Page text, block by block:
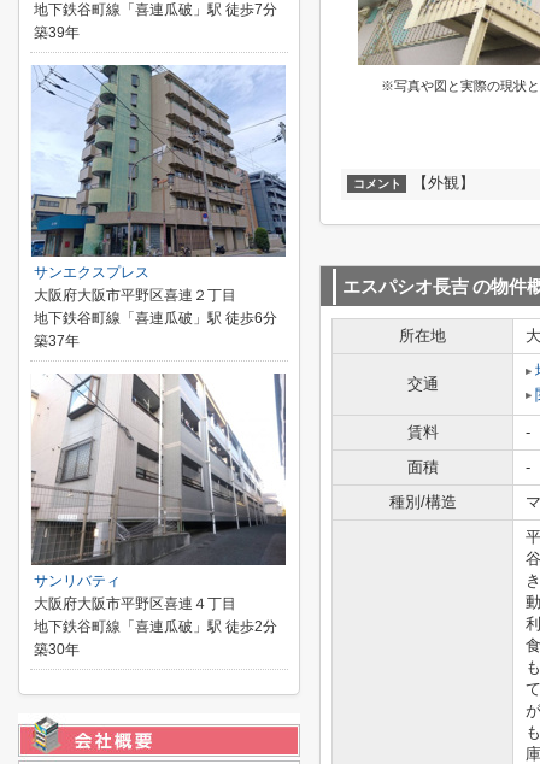
※写真や図と実際の現状
コメント 【外観】
エスパシオ長吉の物件
所在地
交通
賃料
-
面積
-
種別/構造
地下鉄谷町線「喜連瓜破」駅 徒歩7分
築39年
サンエクスプレス
大阪府大阪市平野区喜連２丁目
地下鉄谷町線「喜連瓜破」駅 徒歩6分
築37年
サンリバティ
大阪府大阪市平野区喜連４丁目
地下鉄谷町線「喜連瓜破」駅 徒歩2分
築30年